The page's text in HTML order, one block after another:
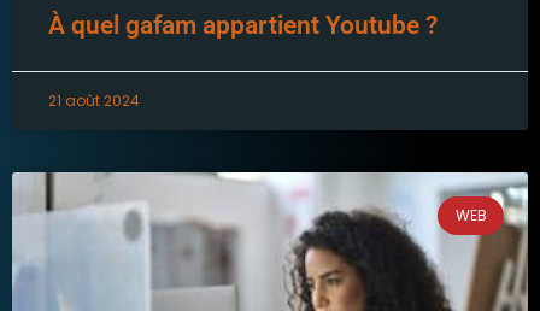
À quel gafam appartient Youtube ?
21 août 2024
WEB